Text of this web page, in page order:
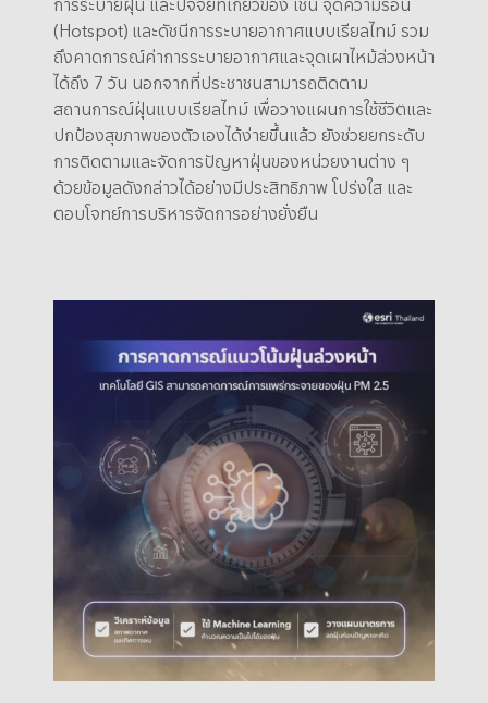
(Hotspot) และดัชนีการระบายอากาศแบบเรียลไทม์ รวม
ถึงคาดการณ์ค่าการระบายอากาศและจุดเผาไหม้ล่วงหน้า
ได้ถึง 7 วัน นอกจากที่ประชาชนสามารถติดตาม
สถานการณ์ฝุ่นแบบเรียลไทม์ เพื่อวางแผนการใช้ชีวิตและ
ปกป้องสุขภาพของตัวเองได้ง่ายขึ้นแล้ว ยังช่วยยกระดับ
การติดตามและจัดการปัญหาฝุ่นของหน่วยงานต่าง ๆ
ด้วยข้อมูลดังกล่าวได้อย่างมีประสิทธิภาพ โปร่งใส และ
ตอบโจทย์การบริหารจัดการอย่างยั่งยืน